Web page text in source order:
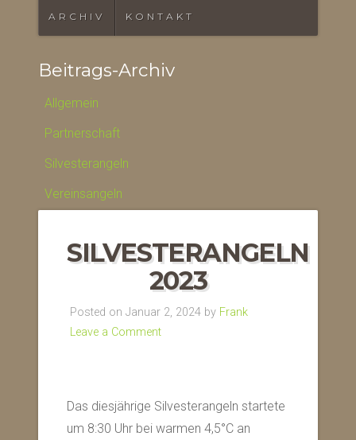
ARCHIV KONTAKT
Beitrags-Archiv
Allgemein
Partnerschaft
Silvesterangeln
Vereinsangeln
SILVESTERANGELN
2023
Posted on Januar 2, 2024 by Frank
Leave a Comment
Das diesjährige Silvesterangeln startete
um 8:30 Uhr bei warmen 4,5°C an